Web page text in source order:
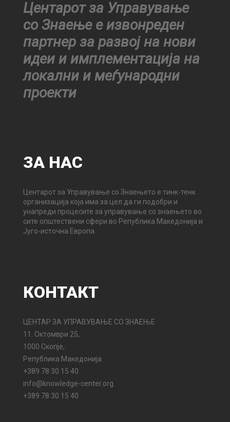
Центарот за Управување
со Знаење е извонреден
партнер за развој на нови
идеи и имплементација на
локални и меѓународни
проекти
ЗА НАС
Центарот за Управување со Знаењето е тинк-тенк
организација која има за цел да ги подобри и
унапреди процесите за управување со знаењето во
сите општествени сфери во Република Македонија и
Југо-источна Европа.
КОНТАКТ
ЦЕНТАР ЗА УПРАВУВАЊЕ СО ЗНАЕЊЕ
11. Октомври 25,
1000 Скопје,
Република Македонија
+389 78 30 15 40
info@knowledge-center.org
+389 78 30 15 40